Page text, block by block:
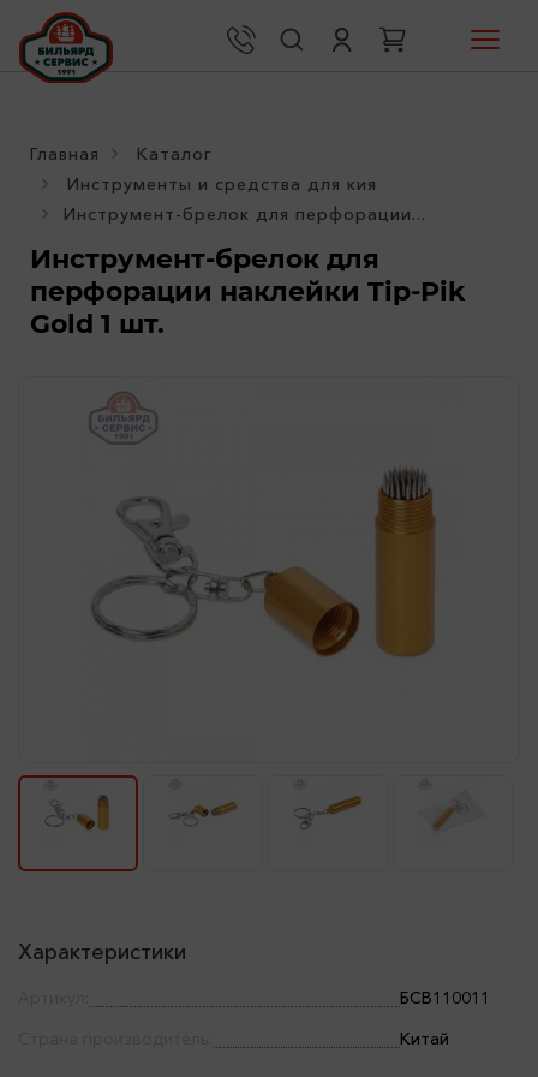
Главная
Каталог
Инструменты и средства для кия
Инструмент-брелок для перфорации...
Инструмент-брелок для
перфорации наклейки Tip-Pik
Gold 1 шт.
Характеристики
БСВ110011
Китай